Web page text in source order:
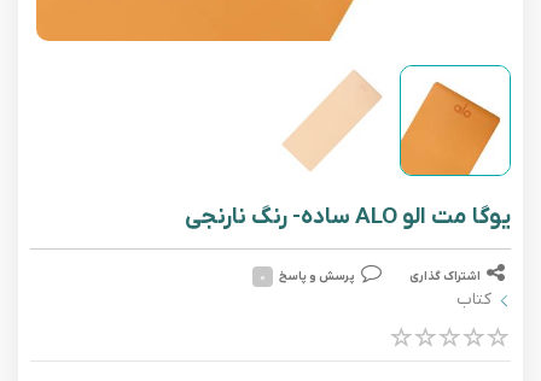
یوگا مت الو ALO ساده- رنگ نارنجی
اشتراک گذاری پرسش و پاسخ ۰
کتاب